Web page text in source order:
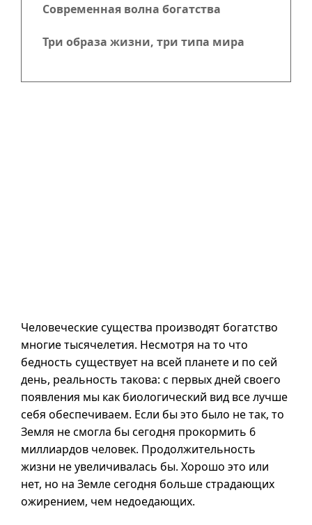
Современная волна богатства
Три образа жизни, три типа мира
Человеческие существа производят богатство
многие тысячелетия. Несмотря на то что
бедность существует на всей планете и по сей
день, реальность такова: с первых дней своего
появления мы как биологический вид все лучше
себя обеспечиваем. Если бы это было не так, то
Земля не смогла бы сегодня прокормить 6
миллиардов человек. Продолжительность
жизни не увеличивалась бы. Хорошо это или
нет, но на Земле сегодня больше страдающих
ожирением, чем недоедающих.